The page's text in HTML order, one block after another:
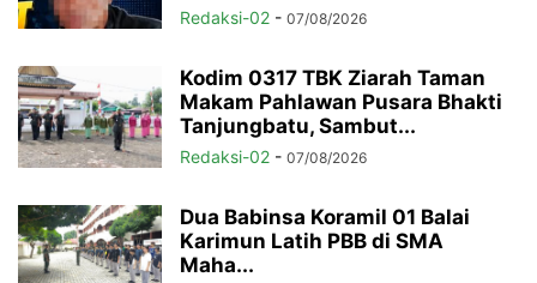
Redaksi-02 - 07/08/2026
Kodim 0317 TBK Ziarah Taman
Makam Pahlawan Pusara Bhakti
Tanjungbatu, Sambut...
Redaksi-02 - 07/08/2026
Dua Babinsa Koramil 01 Balai
Karimun Latih PBB di SMA
Maha...